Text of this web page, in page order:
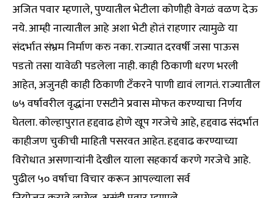
अजित पवार म्हणाले, पुण्यातील भेटीला कोणीही वेगळं वळण देऊ
नये. आम्ही नात्यातील आहे अशा भेटी होतं राहणार त्यामुळे या
संदर्भात संभ्रम निर्माण करु नका. राज्यात दरवर्षी जसा पाऊस
पडतो तसा यावेळी पडलेला नाही. काही ठिकाणी धरण भरली
आहेत, अजुनही काही ठिकाणी टँकरने पाणी द्यावं लागतं. राज्यातील
७५ वर्षावरील वृद्धांना एसटीने प्रवास मोफत करण्याचा निर्णय
घेतला. कोल्हापुरात हद्दवाढ होणे खूप गरजेचे आहे, हद्दवाढ संदर्भात
काहीजण चुकीची माहिती पसरवत आहेत. हद्दवाढ करण्याच्या
विरोधात असणाऱ्यांनी देखील याला सहकार्य करणे गरजेचे आहे.
पुढील ५० वर्षाचा विचार करून आपल्याला सर्व